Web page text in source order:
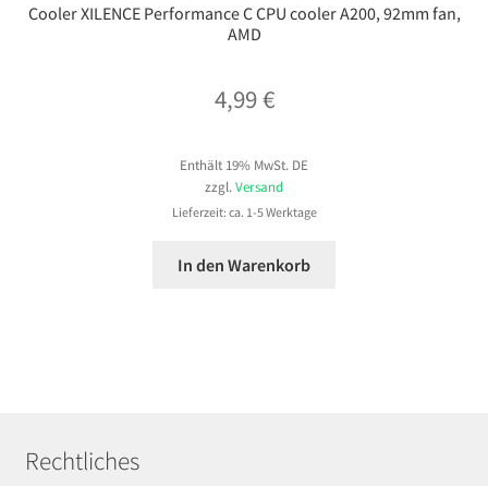
Cooler XILENCE Performance C CPU cooler A200, 92mm fan,
AMD
4,99€
Enthält 19% MwSt. DE
zzgl. Versand
Lieferzeit: ca. 1-5 Werktage
In den Warenkorb
Rechtliches